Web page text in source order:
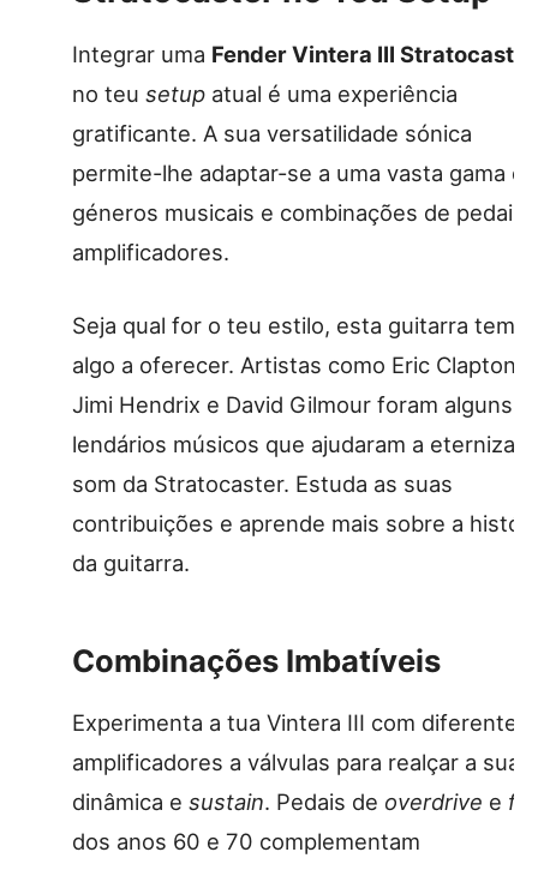
Integrar uma Fender Vintera III Stratocaster
no teu setup atual é uma experiência
gratificante. A sua versatilidade sónica
permite-lhe adaptar-se a uma vasta gama de
géneros musicais e combinações de pedais
amplificadores.
Seja qual for o teu estilo, esta guitarra tem
algo a oferecer. Artistas como Eric Clapton,
Jimi Hendrix e David Gilmour foram alguns
lendários músicos que ajudaram a eternizar
som da Stratocaster. Estuda as suas
contribuições e aprende mais sobre a
da guitarra.
Combinações Imbatíveis
Experimenta a tua Vintera III com diferentes
amplificadores a válvulas para realçar a sua
dinâmica e sustain. Pedais de overdrive e
dos anos 60 e 70 complementam